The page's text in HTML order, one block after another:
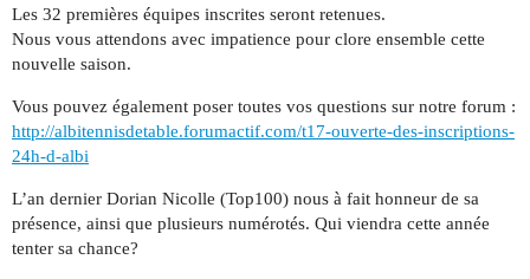
Les 32 premières équipes inscrites seront retenues.
Nous vous attendons avec impatience pour clore ensemble cette
nouvelle saison.
Vous pouvez également poser toutes vos questions sur notre forum :
http://albitennisdetable.forumactif.com/t17-ouverte-des-inscriptions-
24h-d-albi
L’an dernier Dorian Nicolle (Top100) nous à fait honneur de sa
présence, ainsi que plusieurs numérotés. Qui viendra cette année
tenter sa chance?